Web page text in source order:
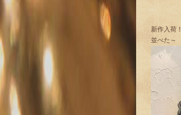
新作入荷！
並べた～